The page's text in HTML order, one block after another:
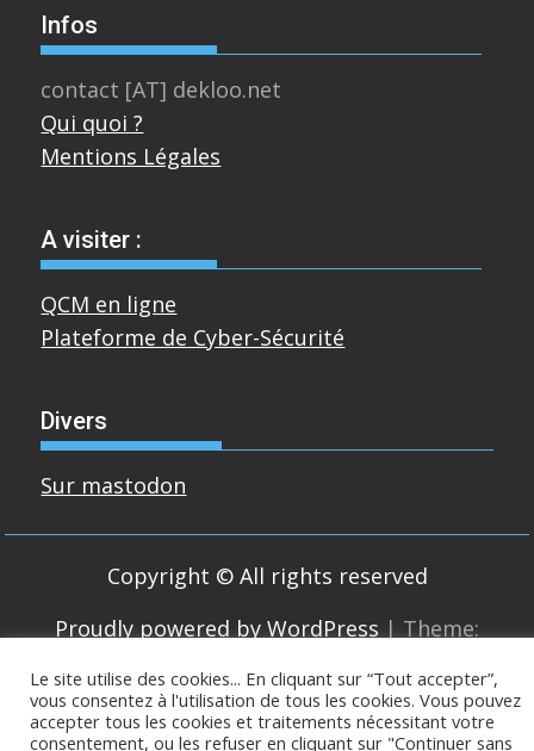
Infos
contact [AT] dekloo.net
Qui quoi ?
Mentions Légales
A visiter :
QCM en ligne
Plateforme de Cyber-Sécurité
Divers
Sur mastodon
Copyright © All rights reserved
Proudly powered by WordPress | Theme:
Le site utilise des cookies... En cliquant sur “Tout accepter”,
vous consentez à l'utilisation de tous les cookies. Vous pouvez
accepter tous les cookies et traitements nécessitant votre
consentement, ou les refuser en cliquant sur "Continuer sans